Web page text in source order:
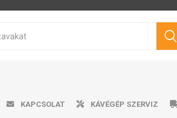
KAPCSOLAT KÁVÉGÉP SZERVIZ